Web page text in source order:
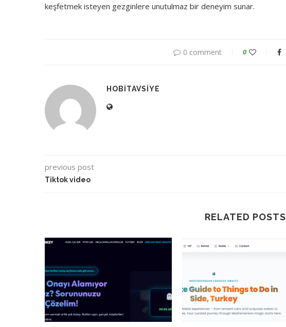
keşfetmek isteyen gezginlere unutulmaz bir deneyim sunar.
0 comment 0
HOBITAVSIYE
previous post
Tiktok video
RELATED POSTS